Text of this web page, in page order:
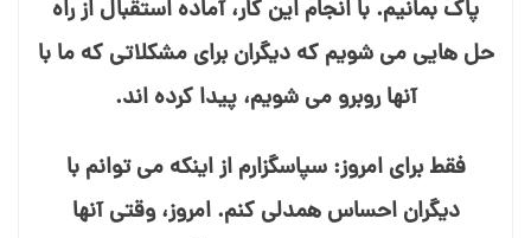
پاک بمانیم. با انجام این کار، آماده استقبال از راه
حل⁯ هایی می⁯ شویم که دیگران برای مشکلاتی که ما با
آنها روبرو می⁯ شویم، پیدا کرده⁯ اند.
فقط برای امروز: سپاسگزارم از اینکه می⁯ توانم با
دیگران احساس همدلی کنم. امروز، وقتی آنها